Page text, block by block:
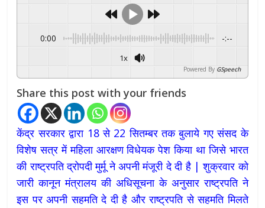
0:00 -:--
1x
Powered By GSpeech
Share this post with your friends
केंद्र सरकार द्वारा 18 से 22 सितम्बर तक बुलाये गए संसद के
विशेष सत्र में महिला आरक्षण विधेयक पेश किया था जिसे भारत
की राष्ट्रपति द्रोपदी मुर्मू ने अपनी मंजूरी दे दी है | शुक्रवार को
जारी कानून मंत्रालय की अधिसूचना के अनुसार राष्ट्रपति ने
इस पर अपनी सहमति दे दी है और राष्ट्रपति से सहमति मिलते